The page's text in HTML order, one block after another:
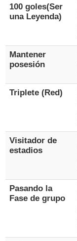
100 goles(Ser
una Leyenda)
Mantener
posesión
Triplete (Red)
Visitador de
estadios
Pasando la
Fase de grupo